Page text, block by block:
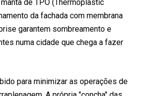
de TPO (Thermoplastic
da fachada com membrana
garantem sombreamento e
numa cidade que chega a fazer
para minimizar as operações de